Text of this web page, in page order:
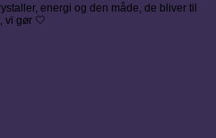
energi og den måde, de bliver til
vi gør 🤍